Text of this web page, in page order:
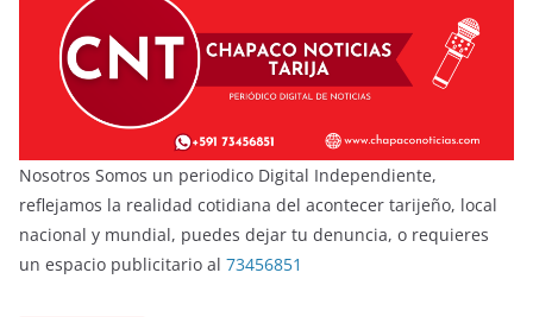
Nosotros Somos un periodico Digital Independiente,
reflejamos la realidad cotidiana del acontecer tarijeño, local
nacional y mundial, puedes dejar tu denuncia, o requieres
un espacio publicitario al 73456851